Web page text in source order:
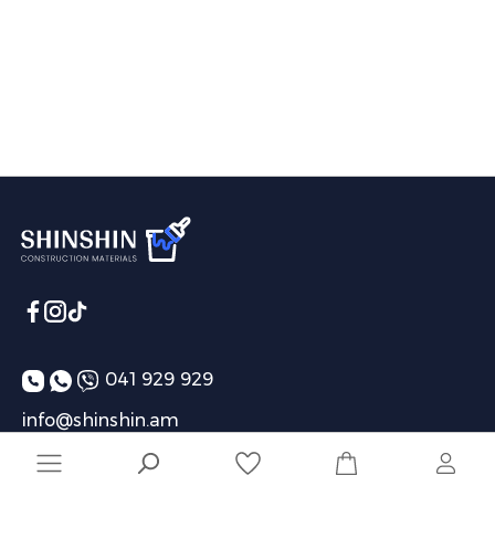
041 929 929
info@shinshin.am
Առաքման ժամեր՝ 10:00-19:00